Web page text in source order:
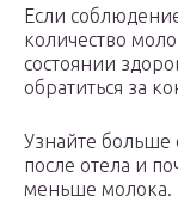
Если
количество
состоянии
обратиться за
Узнайте больше
после отела и
меньше молока.